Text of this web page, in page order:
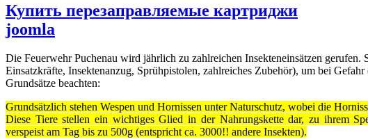
Купить перезаправляемые картриджи
joomla
Die Feuerwehr Puchenau wird jährlich zu zahlreichen Insekteneinsätzen
Einsatzkräfte, Insektenanzug, Sprühpistolen, zahlreiches Zubehör), um bei
Grundsätze beachten:
Grundsätzlich stehen Wespen und Hornissen unter Naturschutz, wobei die
Diese Tiere stellen ein wichtiges Glied in der Nahrungskette dar, zu ihrem
verspeist am Tag bis zu 500g (entspricht ca. 3000!! andere Insekten).